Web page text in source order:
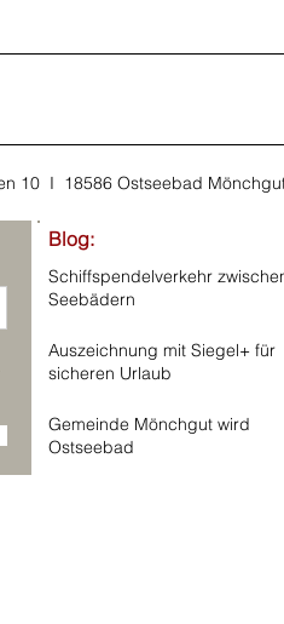
10 I 18586 Ostseebad
Blog:
Schiffspendelverkehr
Seebädern
Auszeichnung mit Siegel+ für
sicheren Urlaub
Gemeinde Mönchgut wird
Ostseebad